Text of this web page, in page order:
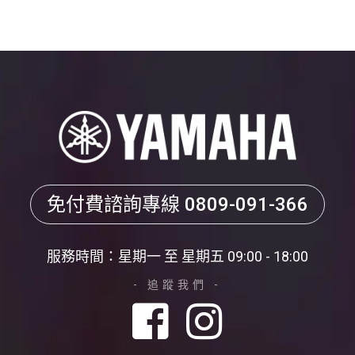
免付費諮詢專線 0809-091-366
服務時間：星期一 至 星期五 09:00 - 18:00
- 追蹤我們 -